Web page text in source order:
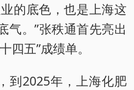
的底色，也是上海这
气。”张秩通首先亮出
四五”成绩单。
到2025年，上海化肥